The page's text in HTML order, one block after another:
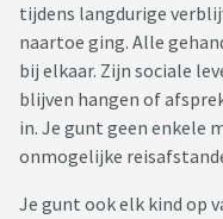
tijdens langdurige
naartoe ging. Alle
bij elkaar. Zijn sociale
blijven hangen of
in. Je gunt geen enkele
onmogelijke
Je gunt ook elk kind op